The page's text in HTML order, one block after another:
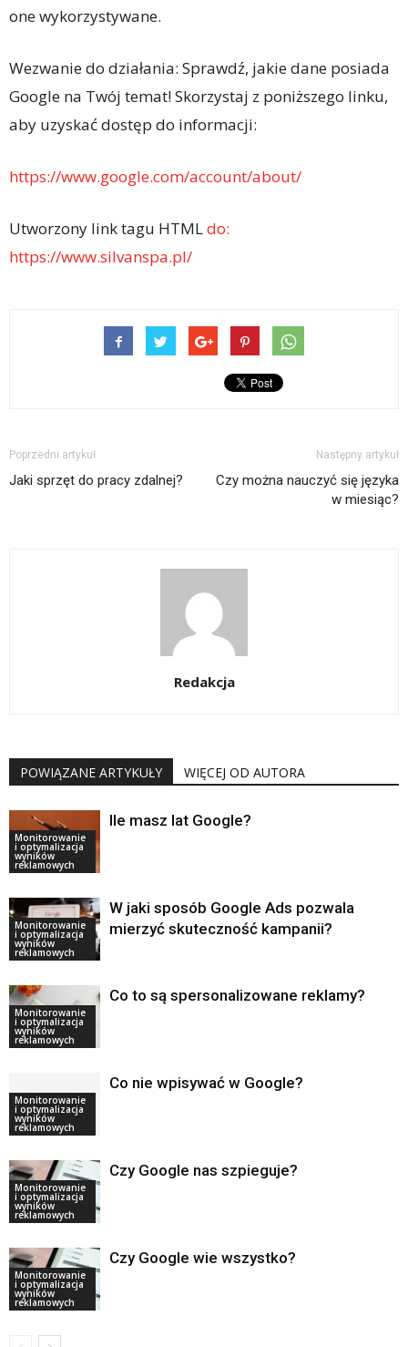
one wykorzystywane.
Wezwanie do działania: Sprawdź, jakie dane posiada
Google na Twój temat! Skorzystaj z poniższego linku,
aby uzyskać dostęp do informacji:
https://www.google.com/account/about/
Utworzony link tagu HTMLdo:
https://www.silvanspa.pl/
Poprzedni artykuł
Jaki sprzęt do pracy zdalnej?
Następny artykuł
Czy można nauczyć się języka
w miesiąc?
Redakcja
POWIĄZANE ARTYKUŁY WIĘCEJ OD AUTORA
Monitorowanie
i optymalizacja
wyników
reklamowych
Ile masz lat Google?
Monitorowanie
i optymalizacja
wyników
reklamowych
W jaki sposób Google Ads pozwala
mierzyć skuteczność kampanii?
Monitorowanie
i optymalizacja
wyników
reklamowych
Co to są spersonalizowane reklamy?
Monitorowanie
i optymalizacja
wyników
reklamowych
Co nie wpisywać w Google?
Monitorowanie
i optymalizacja
wyników
reklamowych
Czy Google nas szpieguje?
Monitorowanie
i optymalizacja
wyników
reklamowych
Czy Google wie wszystko?